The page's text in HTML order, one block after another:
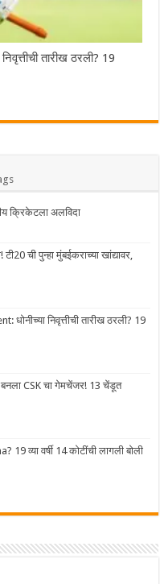
तारीख ठरली? 19
क्रिकेटला अलविदा
ची पुन्हा मुंबईकराच्या खांद्यावर,
निवृत्तीची तारीख ठरली? 19
बनला CSK चा गेमचेंजर! 13 चेंडूत
व्या वर्षी 14 कोटींची लागली बोली